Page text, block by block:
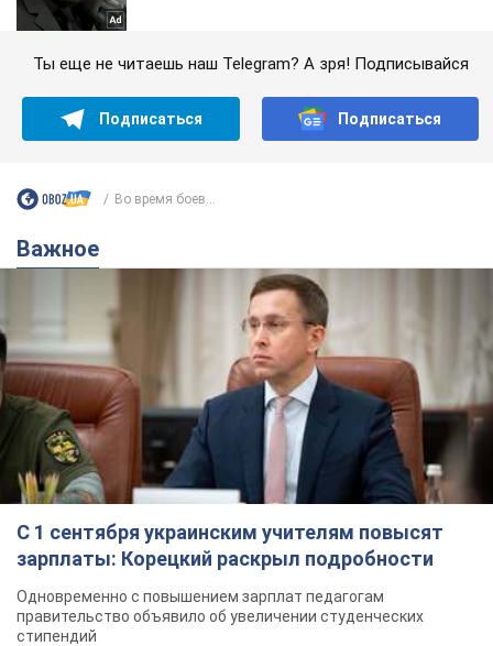
Ты еще не читаешь наш Telegram? А зря! Подписывайся
Подписаться Подписаться
Во время боев...
Важное
С 1 сентября украинским учителям повысят
зарплаты: Корецкий раскрыл подробности
Одновременно с повышением зарплат педагогам
правительство объявило об увеличении студенческих
стипендий